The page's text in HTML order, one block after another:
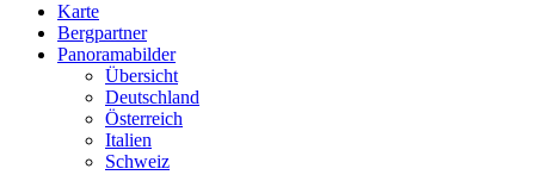
Karte
Bergpartner
Panoramabilder
Übersicht
Deutschland
Österreich
Italien
Schweiz